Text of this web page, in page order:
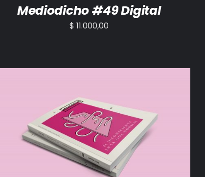
Mediodicho #49 Digital
$ 11.000,00
AÑADIR AL CARRITO / DETALLES